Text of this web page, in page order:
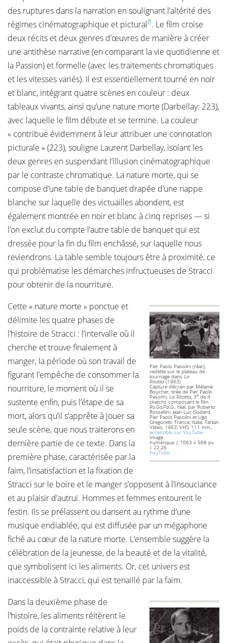
des ruptures dans la narration en soulignant l’altérité des
régimes cinématographique et pictural8. Le film croise
deux récits et deux genres d’œuvres de manière à créer
une antithèse narrative (en comparant la vie quotidienne et
la Passion) et formelle (avec les traitements chromatiques
et les vitesses variés). Il est essentiellement tourné en noir
et blanc, intégrant quatre scènes en couleur : deux
tableaux vivants, ainsi qu’une nature morte (Darbellay: 223),
avec laquelle le film débute et se termine. La couleur
« contribue évidemment à leur attribuer une connotation
picturale » (223), souligne Laurent Darbellay, isolant les
deux genres en suspendant l’illusion cinématographique
par le contraste chromatique. La nature morte, qui se
compose d’une table de banquet drapée d’une nappe
blanche sur laquelle des victuailles abondent, est
également montrée en noir et blanc à cinq reprises — si
l’on exclut du compte l’autre table de banquet qui est
dressée pour la fin du film enchâssé, sur laquelle nous
reviendrons. La table semble toujours être à proximité, ce
qui problématise les démarches infructueuses de Stracci
pour obtenir de la nourriture.
Pier Paolo Pasolini (réal.),
vedette sur le plateau de
tournage dansLa
Ricotta(1963)
Capture d’écran par Mélanie
Boucher, tirée de Pier Paolo
Pasolini,La Ricotta, 3e de 4
sketchs composant le film
Ro.Go.Pa.G., réal. par Roberto
Rossellini, Jean-Luc Godard,
Pier Paolo Pasolini et Ugo
Gregoretti, France; Italie, Tartan
Video, 1963, VHS, 111 min.,
accessible sur YouTube
Image
numérique | 1063 x 566 px
| 22:26
YouTube
Cette « nature morte » ponctue et
délimite les quatre phases de
l’histoire de Stracci : l’intervalle où il
cherche et trouve finalement à
manger, la période où son travail de
figurant l’empêche de consommer la
nourriture, le moment où il se
sustente enfin, puis l’étape de sa
mort, alors qu’il s’apprête à jouer sa
seule scène, que nous traiterons en
dernière partie de ce texte. Dans la
première phase, caractérisée par la
faim, l’insatisfaction et la fixation de
Stracci sur le boire et le manger s’opposent à l’insouciance
et au plaisir d’autrui. Hommes et femmes entourent le
festin. Ils se prélassent ou dansent au rythme d’une
musique endiablée, qui est diffusée par un mégaphone
fiché au cœur de la nature morte. L’ensemble suggère la
célébration de la jeunesse, de la beauté et de la vitalité,
que symbolisent ici les aliments. Or, cet univers est
inaccessible à Stracci, qui est tenaillé par la faim.
Dans la deuxième phase de
l’histoire, les aliments réitèrent le
poids de la contrainte relative à leur